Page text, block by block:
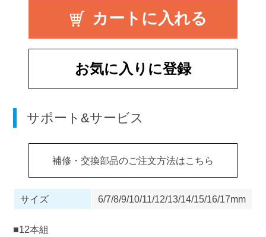
お気に入りに登録
サポート&サービス
補修・交換部品のご注文方法はこちら
サイズ 6/7/8/9/10/11/12/13/14/15/16/17mm
■12本組